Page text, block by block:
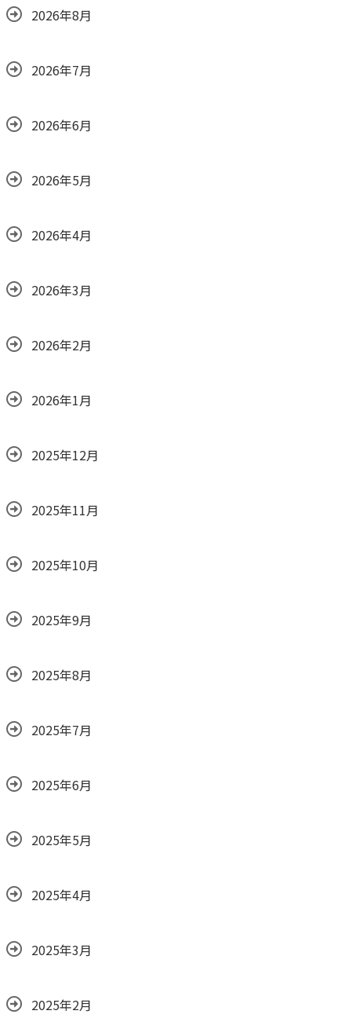
2026年8月
2026年7月
2026年6月
2026年5月
2026年4月
2026年3月
2026年2月
2026年1月
2025年12月
2025年11月
2025年10月
2025年9月
2025年8月
2025年7月
2025年6月
2025年5月
2025年4月
2025年3月
2025年2月